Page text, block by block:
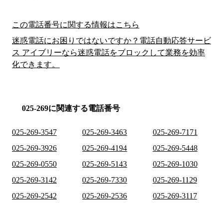
この電話番号に関する情報はこちら
迷惑電話にお困りではないですか？電話自動応答サービ
ス アイブリーなら迷惑電話をブロックして業務を効率
化できます。
025-269に関連する電話番号
025-269-3547 025-269-3463
025-269-7171
025-269-3926
025-269-4194
025-269-5448
025-269-0550
025-269-5143
025-269-1030
025-269-3142
025-269-7330
025-269-1129
025-269-2542
025-269-2536 025-269-3117